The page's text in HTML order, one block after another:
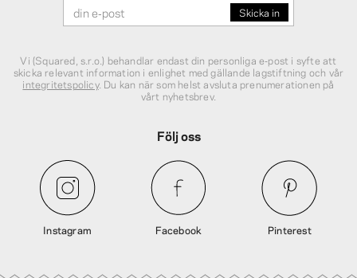
Vi (Squared, s.r.o.) behandlar endast din personliga e‑post i syfte att
skicka relevant information i enlighet med gällande lagstiftning och vår
integritetspolicy. Du kan när som helst avsluta prenumerationen på
vårt nyhetsbrev.
Följ oss
Instagram Facebook Pinterest